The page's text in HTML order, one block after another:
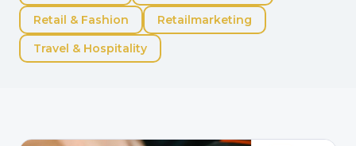
Retail & Fashion
Retailmarketing
Travel & Hospitality